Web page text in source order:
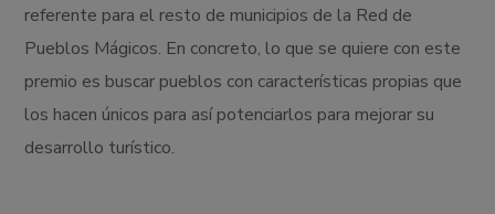
referente para el resto de municipios de la Red de
Pueblos Mágicos. En concreto, lo que se quiere con este
premio es buscar pueblos con características propias que
los hacen únicos para así potenciarlos para mejorar su
desarrollo turístico.